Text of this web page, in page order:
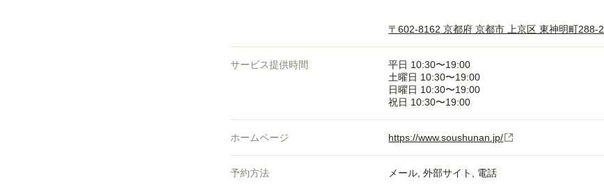
〒602-8162 京都府 京都市 上京区 東神明町288-2
サービス提供時間
平日 10:30〜19:00
土曜日 10:30〜19:00
日曜日 10:30〜19:00
祝日 10:30〜19:00
ホームページ https://www.soushunan.jp/
予約方法 メール 外部サイト 電話